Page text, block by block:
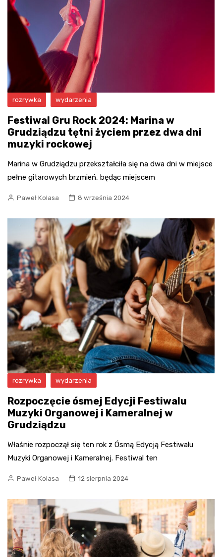
rozrywka wydarzenia
Festiwal Gru Rock 2024: Marina w
Grudziądzu tętni życiem przez dwa dni
muzyki rockowej
Marina w Grudziądzu przekształciła się na dwa dni w miejsce
pełne gitarowych brzmień, będąc miejscem
Paweł Kolasa 8 września 2024
rozrywka wydarzenia
Rozpoczęcie ósmej Edycji Festiwalu
Muzyki Organowej i Kameralnej w
Grudziądzu
Właśnie rozpoczął się ten rok z Ósmą Edycją Festiwalu
Muzyki Organowej i Kameralnej. Festiwal ten
Paweł Kolasa 12 sierpnia 2024